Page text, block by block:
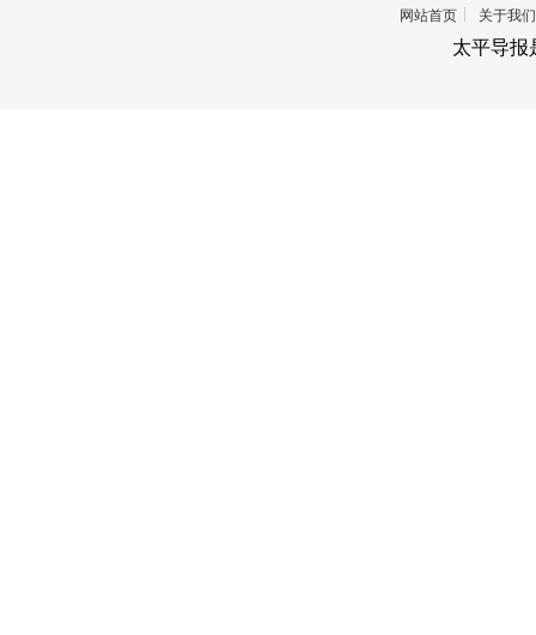
网站首页 关于我们
太平导报